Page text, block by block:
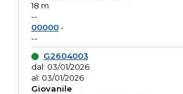
18 m
--
00000-
--
G2604003
dal: 03/01/2026
al: 03/01/2026
Giovanile